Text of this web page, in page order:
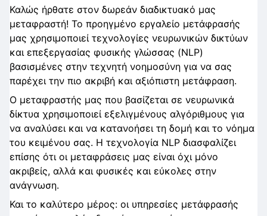
Καλώς ήρθατε στον δωρεάν διαδικτυακό μας
μεταφραστή! Το προηγμένο εργαλείο μετάφρασής
μας χρησιμοποιεί τεχνολογίες νευρωνικών δικτύων
και επεξεργασίας φυσικής γλώσσας (NLP)
βασισμένες στην τεχνητή νοημοσύνη για να σας
παρέχει την πιο ακριβή και αξιόπιστη μετάφραση.
Ο μεταφραστής μας που βασίζεται σε νευρωνικά
δίκτυα χρησιμοποιεί εξελιγμένους αλγόριθμους για
να αναλύσει και να κατανοήσει τη δομή και το νόημα
του κειμένου σας. Η τεχνολογία NLP διασφαλίζει
επίσης ότι οι μεταφράσεις μας είναι όχι μόνο
ακριβείς, αλλά και φυσικές και εύκολες στην
ανάγνωση.
Και το καλύτερο μέρος: οι υπηρεσίες μετάφρασής